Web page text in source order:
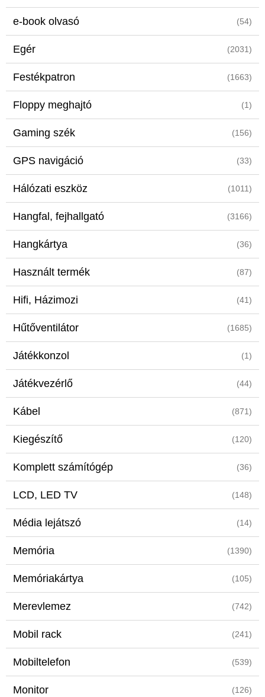
e-book olvasó (54)
Egér (2031)
Festékpatron (1663)
Floppy meghajtó (1)
Gaming szék (156)
GPS navigáció (33)
Hálózati eszköz (1011)
Hangfal, fejhallgató (3166)
Hangkártya (36)
Használt termék (87)
Hifi, Házimozi (41)
Hűtőventilátor (1685)
Játékkonzol (1)
Játékvezérlő (44)
Kábel (871)
Kiegészítő (120)
Komplett számítógép (36)
LCD, LED TV (148)
Média lejátszó (14)
Memória (1390)
Memóriakártya (105)
Merevlemez (742)
Mobil rack (241)
Mobiltelefon (539)
Monitor (126)